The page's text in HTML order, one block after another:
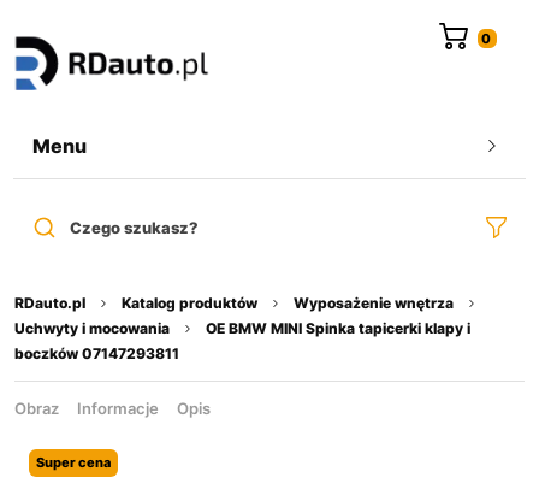
Menu
Czego szukasz?
RDauto.pl Katalog produktów
Wyposażenie wnętrza
Uchwyty i mocowania
OE BMW MINI Spinka tapicerki klapy i
boczków 07147293811
Obraz Informacje Opis
Super cena